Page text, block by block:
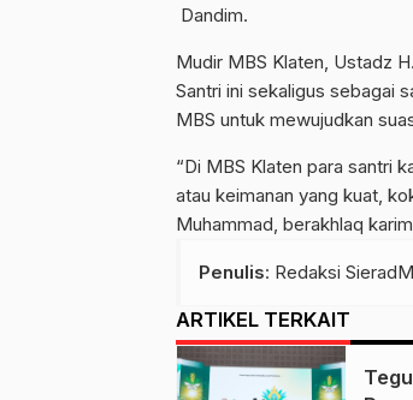
Dandim.
Mudir MBS Klaten, Ustadz
Santri ini sekaligus sebagai
MBS untuk mewujudkan
“Di MBS Klaten para santri
atau keimanan yang kuat,
Muhammad, berakhlaq
Penulis: Redaksi
ARTIKEL TERKAIT